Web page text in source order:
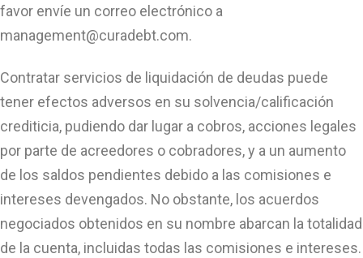
favor envíe un correo electrónico a
management@curadebt.com.
Contratar servicios de liquidación de deudas puede
tener efectos adversos en su solvencia/calificación
crediticia, pudiendo dar lugar a cobros, acciones legales
por parte de acreedores o cobradores, y a un aumento
de los saldos pendientes debido a las comisiones e
intereses devengados. No obstante, los acuerdos
negociados obtenidos en su nombre abarcan la totalidad
de la cuenta, incluidas todas las comisiones e intereses.